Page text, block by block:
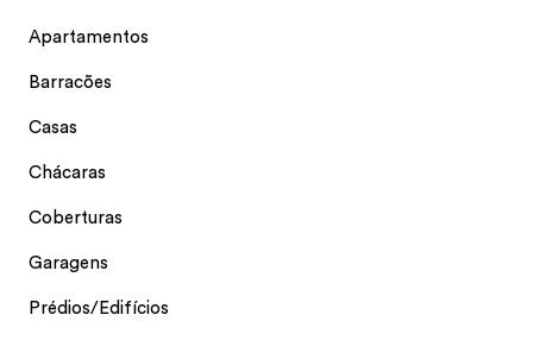
Apartamentos
Barracões
Casas
Chácaras
Coberturas
Garagens
Prédios/Edifícios